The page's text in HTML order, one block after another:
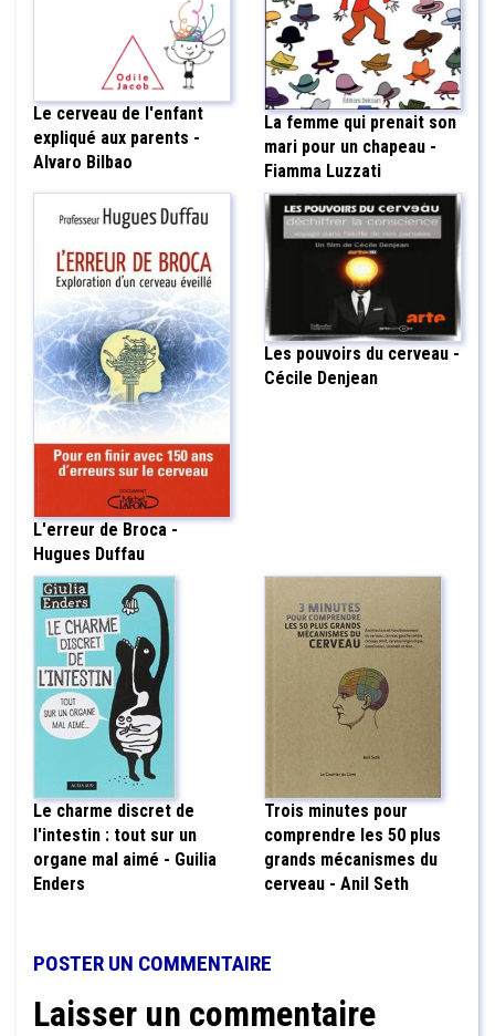
Le cerveau de l'enfant
expliqué aux parents -
Alvaro Bilbao
La femme qui prenait son
mari pour un chapeau -
Fiamma Luzzati
L'erreur de Broca -
Hugues Duffau
Les pouvoirs du cerveau -
Cécile Denjean
Le charme discret de
l'intestin : tout sur un
organe mal aimé - Guilia
Enders
Trois minutes pour
comprendre les 50 plus
grands mécanismes du
cerveau - Anil Seth
POSTER UN COMMENTAIRE
Laisser un commentaire